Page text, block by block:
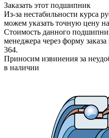
Заказать этот подшипник
Из-за нестабильности курса
можем указать точную цену
Стоимость данного
менеджера через форму
364.
Приносим извинения за
в наличии